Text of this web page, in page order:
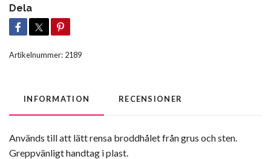
Dela
Artikelnummer: 2189
INFORMATION RECENSIONER
Används till att lätt rensa broddhålet från grus och sten.
Greppvänligt handtag i plast.